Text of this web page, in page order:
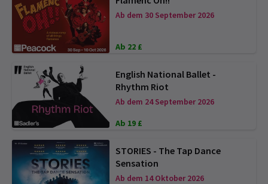
Ab dem 30 September 2026
Ab 22 £
English National Ballet -
Rhythm Riot
Ab dem 24 September 2026
Ab 19 £
STORIES - The Tap Dance
Sensation
Ab dem 14 Oktober 2026